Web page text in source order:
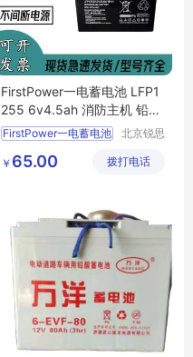
FirstPower一电蓄电池 LFP1
255 6v4.5ah 消防主机 铅酸
免维护 原装正品
FirstPower一电蓄电池
消防主机 铅酸免维护
北京锐思
技有限公
￥ 65.00 拨打电话